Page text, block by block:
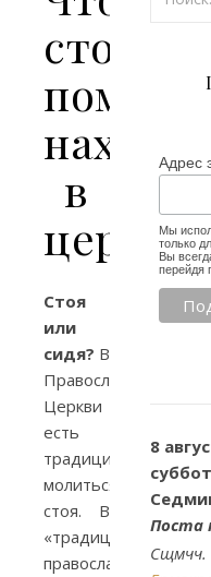
стоит
находясь
в
церкви
Стоя
или
сидя? В
Православной
Церкви
есть
традиция
молиться
стоя. В
«традиционных»
православных
Адрес
Мы
только
Вы
перейдя
8
Поста
Сщмчч.